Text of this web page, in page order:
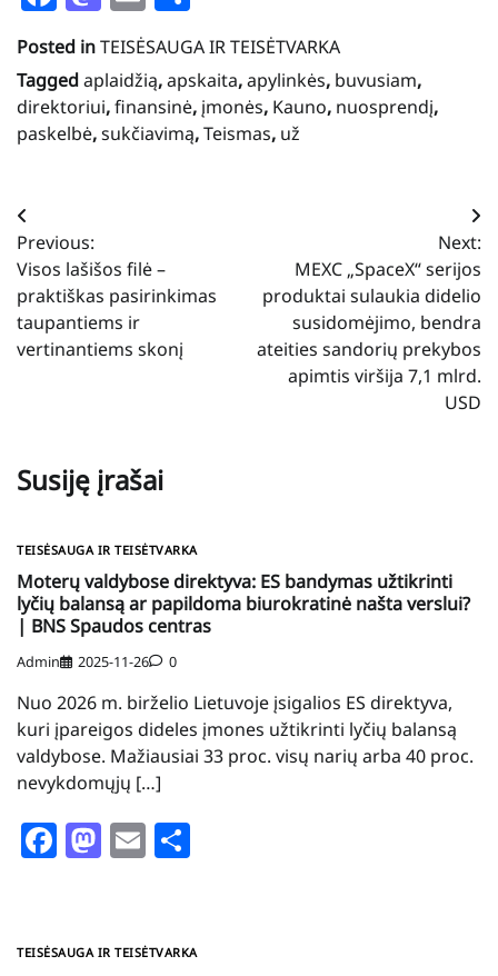
Posted inTEISĖSAUGA IR TEISĖTVARKA
Taggedaplaidžią,apskaita,apylinkės, buvusiam,
direktoriui,finansinė, įmonės, Kauno, nuosprendį,
paskelbė,sukčiavimą,Teismas, už
Navigacija
tarp
įrašų
Previous:
Visos lašišos filė –
praktiškas pasirinkimas
taupantiems ir
vertinantiems skonį
Next:
MEXC „SpaceX“ serijos
produktai sulaukia didelio
susidomėjimo, bendra
ateities sandorių prekybos
apimtis viršija 7,1 mlrd.
USD
Susiję įrašai
TEISĖSAUGA IR TEISĖTVARKA
Moterų valdybose direktyva: ES bandymas užtikrinti
lyčių balansą ar papildoma biurokratinė našta verslui?
| BNS Spaudos centras
Admin 2025-11-26 0
Nuo 2026 m. birželio Lietuvoje įsigalios ES direktyva,
kuri įpareigos dideles įmones užtikrinti lyčių balansą
valdybose. Mažiausiai 33 proc. visų narių arba 40 proc.
nevykdomųjų […]
Facebook
Mastodon
Email
TEISĖSAUGA IR TEISĖTVARKA